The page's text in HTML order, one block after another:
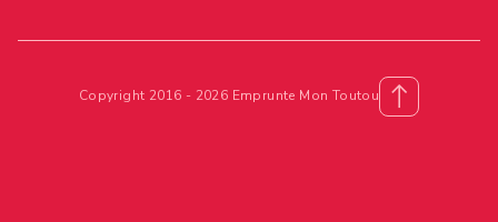
Copyright 2016 - 2026 Emprunte Mon Toutou